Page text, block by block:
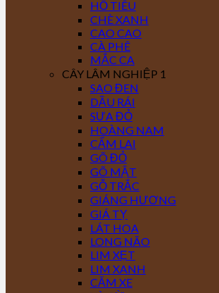
HỒ TIÊU
CHÈ XANH
CAO CAO
CÀ PHÊ
MẮC CA
CÂY LÂM NGHIỆP 1
SAO ĐEN
DẦU RÁI
SƯA ĐỎ
HOÀNG NAM
CẨM LAI
GÕ ĐỎ
GÕ MẬT
GỖ TRẮC
GIÁNG HƯƠNG
GIÁ TỴ
LÁT HOA
LONG NÃO
LIM XẸT
LIM XANH
CĂM XE